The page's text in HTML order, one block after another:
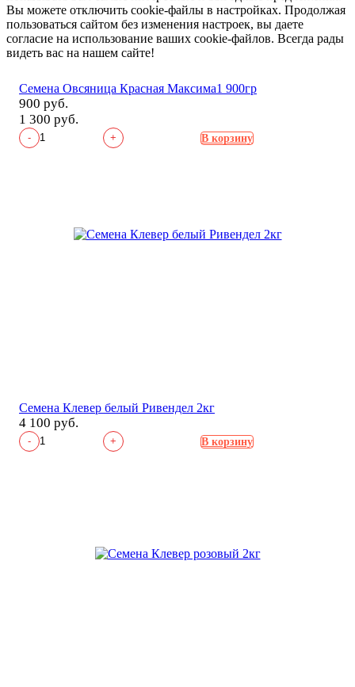
Семена Овсяница Красная Максима1 900гр
900 руб.
1 300 руб.
- + В корзину
Семена Клевер белый Ривендел 2кг
4 100 руб.
- + В корзину
Вы можете отключить cookie-файлы в настройках. Продолжая
пользоваться сайтом без изменения настроек, вы даете
согласие на использование ваших cookie-файлов. Всегда рады
видеть вас на нашем сайте!